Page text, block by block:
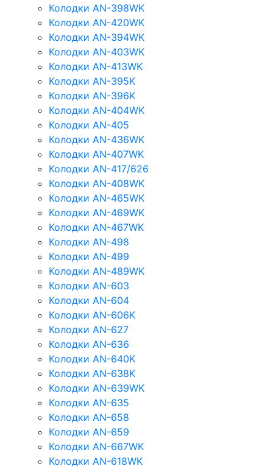
Колодки AN-398WK
Колодки AN-420WK
Колодки AN-394WK
Колодки AN-403WK
Колодки AN-413WK
Колодки AN-395K
Колодки AN-396K
Колодки AN-404WK
Колодки AN-405
Колодки AN-436WK
Колодки AN-407WK
Колодки AN-417/626
Колодки AN-408WK
Колодки AN-465WK
Колодки AN-469WK
Колодки AN-467WK
Колодки AN-498
Колодки AN-499
Колодки AN-489WK
Колодки AN-603
Колодки AN-604
Колодки AN-606K
Колодки AN-627
Колодки AN-636
Колодки AN-640K
Колодки AN-638K
Колодки AN-639WK
Колодки AN-635
Колодки AN-658
Колодки AN-659
Колодки AN-667WK
Колодки AN-618WK